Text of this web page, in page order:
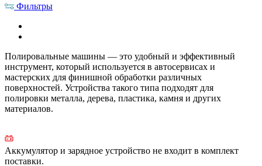
Фильтры
Полировальные машины — это удобный и эффективный
инструмент, который используется в автосервисах и
мастерских для финишной обработки различных
поверхностей. Устройства такого типа подходят для
полировки металла, дерева, пластика, камня и других
материалов.
Аккумулятор и зарядное устройство не входит в комплект
поставки.